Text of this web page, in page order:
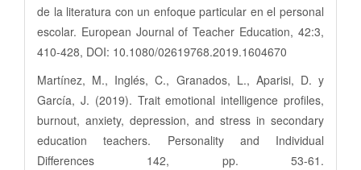
de la literatura con un enfoque particular en el personal
escolar. European Journal of Teacher Education, 42:3,
410-428, DOI: 10.1080/02619768.2019.1604670
Martínez, M., Inglés, C., Granados, L., Aparisi, D. y
García, J. (2019). Trait emotional intelligence profiles,
burnout, anxiety, depression, and stress in secondary
education teachers. Personality and Individual
Differences 142, pp. 53-61.